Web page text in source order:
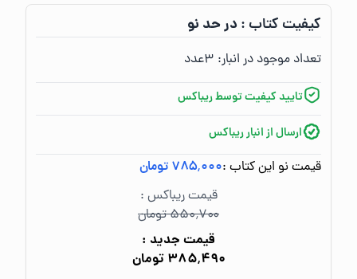
کیفیت کتاب :‌در حد نو
تعداد موجود در انبار:‌ ۳عدد
تایید کیفیت توسط ریباکس
ارسال از انبار ریباکس
قیمت نو این کتاب :۷۸۵٬۰۰۰ تومان
قیمت ریباکس :
۵۵۰٬۷۰۰ تومان
قیمت جدید :
۳۸۵٬۴۹۰ تومان